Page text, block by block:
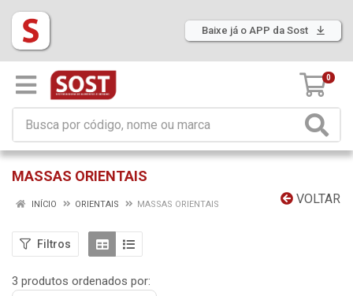
Baixe já o APP da Sost
0
MASSAS ORIENTAIS
VOLTAR
INÍCIO ORIENTAIS MASSAS ORIENTAIS
Filtros
3 produtos ordenados por: